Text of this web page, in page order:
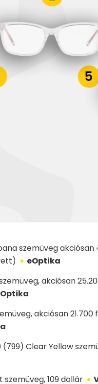
szemüveg akciósan
eOptika
akciósan
akciósan 21.700
(799) Clear Yellow
szemüveg, 109 dollár